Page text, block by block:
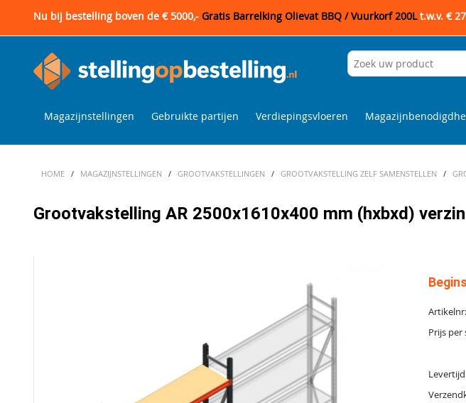
Nu bij bestelling boven de € 5000,- Gratis Barrelking Olievat BBQ / Vuurkorf 200Lt.w.v. €
Magazijnstellingen Gebruikte partijen Verdiepingsvloeren
HOME / MAGAZIJNSTELLINGEN / GROOTVAKSTELLINGEN / GROOTVAKSTELLING ZELF SAMENSTELLEN /
Grootvakstelling AR 2500x1610x400 mm (hxbxd)
Artikelnr:
Prijs per